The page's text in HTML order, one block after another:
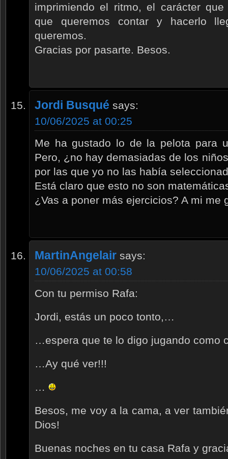
imprimiendo el ritmo, el carácter
que queremos contar y hacerlo
queremos.
Gracias por pasarte. Besos.
Jordi Busqué says:
10/06/2025 at 00:25
Me ha gustado lo de la pelota para
Pero, ¿no hay demasiadas de los
por las que yo no las había
Está claro que esto no son
¿Vas a poner más ejercicios? A mi me
MartinAngelair says:
10/06/2025 at 00:58
Con tu permiso Rafa:
Jordi, estás un poco tonto,…
…espera que te lo digo jugando como
…Ay qué ver!!!
…
Besos, me voy a la cama, a ver
Dios!
Buenas noches en tu casa Rafa y